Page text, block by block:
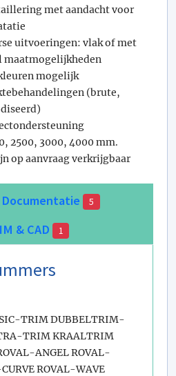
met aandacht voor
uitvoeringen: vlak of met
maatmogelijkheden
mogelijk
(brute,
2500, 3000, 4000 mm.
op aanvraag verkrijgbaar
Documentatie 5
& CAD 1
TRIM DUBBELTRIM-
TRIM KRAALTRIM
ANGEL ROVAL-
ROVAL-WAVE